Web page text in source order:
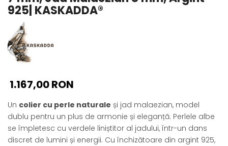
Seturi Perle cu Argint
Brățări cu Perle
Pandantive cu Perle
Brose cu Perle
925| KASKADDA®
1.167,00 RON
Un colier cu perle naturale și jad malaezian, model
dublu pentru un plus de armonie și eleganță. Perlele albe
se împletesc cu verdele liniștitor al jadului, într-un dans
discret de lumini și energii. Cu închizătoare din argint 925,